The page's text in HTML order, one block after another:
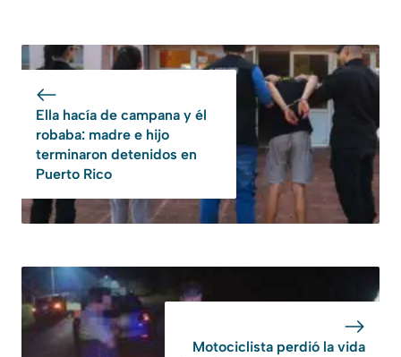
Ella hacía de campana y él
robaba: madre e hijo
terminaron detenidos en
Puerto Rico
Motociclista perdió la vida